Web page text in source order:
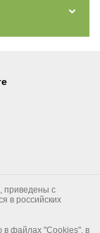
приведены с
в российских
файлах "Cookies", в